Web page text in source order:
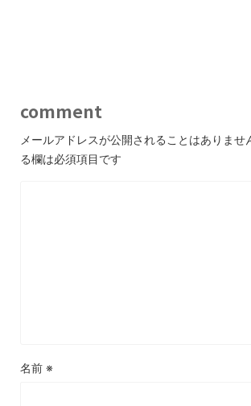
comment
メールアドレスが公開されることはありませ
る欄は必須項目です
名前 ※